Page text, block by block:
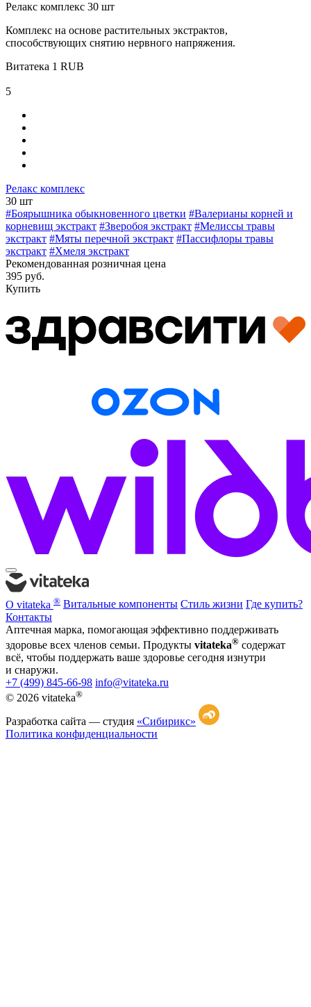
Релакс комплекс 30 шт
Комплекс на основе растительных экстрактов,
способствующих снятию нервного напряжения.
Витатека 1 RUB
5
Релакс комплекс
30 шт
#Боярышника обыкновенного цветки #Валерианы корней и
корневищ экстракт #Зверобоя экстракт #Мелиссы травы
экстракт #Мяты перечной экстракт #Пассифлоры травы
экстракт #Хмеля экстракт
Рекомендованная розничная цена
395 руб.
Купить
О vitateka ® Витальные компоненты Стиль жизни Где купить?
Контакты
Аптечная марка, помогающая эффективно поддерживать
здоровье всех членов семьи. Продукты vitateka® содержат
всё, чтобы поддержать ваше здоровье сегодня изнутри
и снаружи.
+7 (499) 845-66-98 info@vitateka.ru
© 2026 vitateka®
Разработка сайта — студия «Сибирикс»
Политика конфиденциальности